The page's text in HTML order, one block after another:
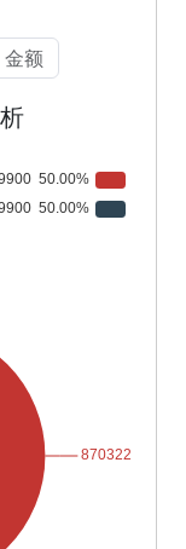
金额